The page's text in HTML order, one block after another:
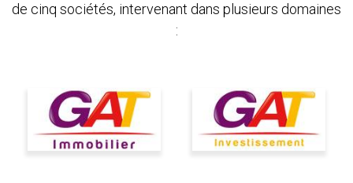
de cinq sociétés, intervenant dans plusieurs domaines
: